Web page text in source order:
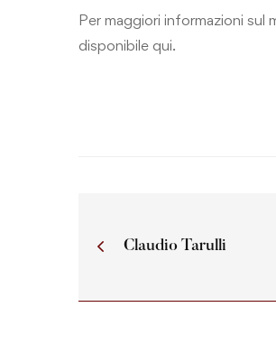
Per maggiori informazioni
disponibile qui.
Claudio Tarulli